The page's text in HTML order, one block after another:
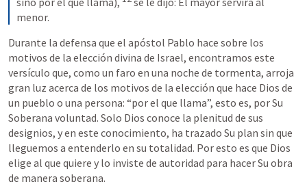
menor.
Durante la defensa que el apóstol Pablo hace sobre los
motivos de la elección divina de Israel, encontramos este
versículo que, como un faro en una noche de tormenta, arroja
gran luz acerca de los motivos de la elección que hace Dios de
un pueblo o una persona: “por el que llama”, esto es, por Su
Soberana voluntad. Solo Dios conoce la plenitud de sus
designios, y en este conocimiento, ha trazado Su plan sin que
lleguemos a entenderlo en su totalidad. Por esto es que Dios
elige al que quiere y lo inviste de autoridad para hacer Su obra
de manera soberana.